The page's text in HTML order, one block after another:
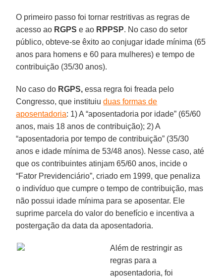
O primeiro passo foi tornar restritivas as regras de
acesso ao RGPS e ao RPPSP. No caso do setor
público, obteve-se êxito ao conjugar idade mínima (65
anos para homens e 60 para mulheres) e tempo de
contribuição (35/30 anos).
No caso do RGPS, essa regra foi freada pelo
Congresso, que instituiuduas formas de
aposentadoria: 1) A “aposentadoria por idade” (65/60
anos, mais 18 anos de contribuição); 2) A
“aposentadoria por tempo de contribuição” (35/30
anos e idade mínima de 53/48 anos). Nesse caso, até
que os contribuintes atinjam 65/60 anos, incide o
“Fator Previdenciário”, criado em 1999, que penaliza
o indivíduo que cumpre o tempo de contribuição, mas
não possui idade mínima para se aposentar. Ele
suprime parcela do valor do benefício e incentiva a
postergação da data da aposentadoria.
Além de restringir as
regras para a
aposentadoria, foi